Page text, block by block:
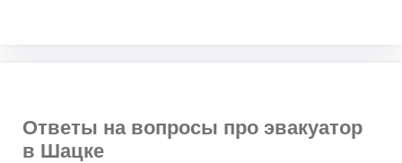
Ответы на вопросы про эвакуатор
в Шацке